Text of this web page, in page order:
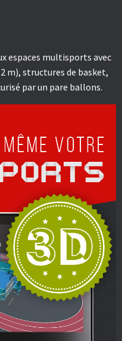
espaces multisports avec
m), structures de basket,
par un pare ballons.